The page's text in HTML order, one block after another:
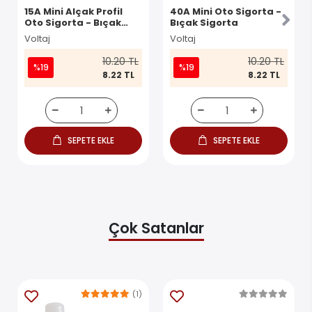
15A Mini Alçak Profil
Oto Sigorta - Bıçak
Sigorta
Voltaj
%19 10.20 TL
8.22 TL
SEPETE EKLE
40A Mini Oto Sigorta -
Bıçak Sigorta
Voltaj
%19 10.20 TL
8.22 TL
SEPETE EKLE
Çok Satanlar
(1)